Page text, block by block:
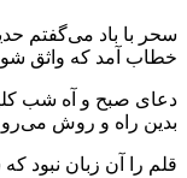
سحر با باد می‌گفتم
خطاب آمد که واثق
دعای صبح و آه شب
بدین راه و روش می‌رو
قلم را آن زبان نبود